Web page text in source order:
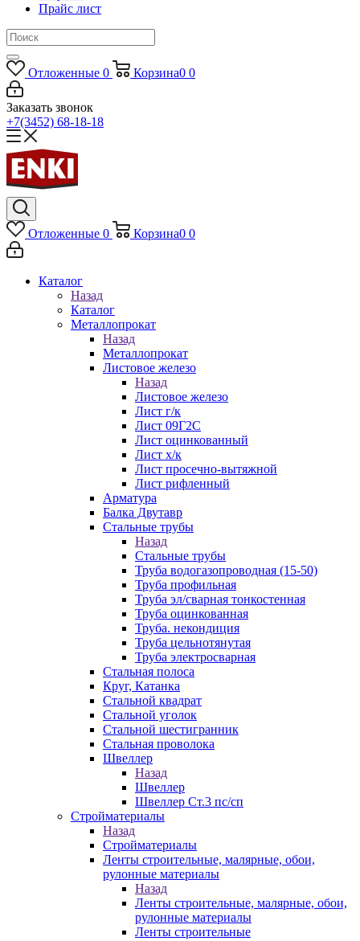
Прайс лист
Отложенные 0 Корзина0 0
Заказать звонок
+7(3452) 68-18-18
Отложенные 0 Корзина0 0
Каталог
Назад
Каталог
Металлопрокат
Назад
Металлопрокат
Листовое железо
Назад
Листовое железо
Лист г/к
Лист 09Г2С
Лист оцинкованный
Лист х/к
Лист просечно-вытяжной
Лист рифленный
Арматура
Балка Двутавр
Стальные трубы
Назад
Стальные трубы
Труба водогазопроводная (15-50)
Труба профильная
Труба эл/сварная тонкостенная
Труба оцинкованная
Труба. некондиция
Труба цельнотянутая
Труба электросварная
Стальная полоса
Круг, Катанка
Стальной квадрат
Стальной уголок
Стальной шестигранник
Стальная проволока
Швеллер
Назад
Швеллер
Швеллер Ст.3 пс/сп
Стройматериалы
Назад
Стройматериалы
Ленты строительные, малярные, обои,
рулонные материалы
Назад
Ленты строительные, малярные, обои,
рулонные материалы
Ленты строительные